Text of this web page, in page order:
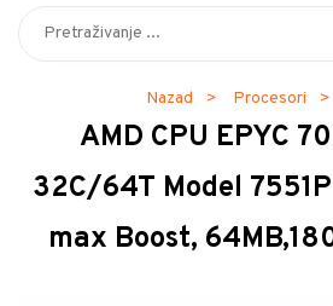
Nazad Procesori
AMD CPU EPYC
32C/64T Model
max Boost,